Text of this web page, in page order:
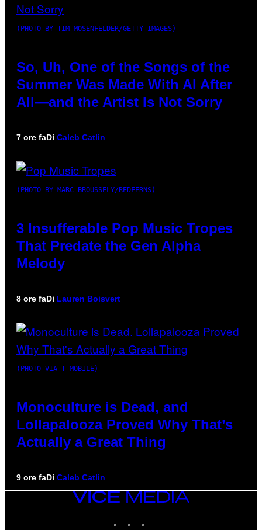
(PHOTO BY TIM MOSENFELDER/GETTY IMAGES)
So, Uh, One of the Songs of the
Summer Was Made With AI After
All—and the Artist Is Not Sorry
7 ore faDi Caleb Catlin
(PHOTO BY MARC BROUSSELY/REDFERNS)
3 Insufferable Pop Music Tropes
That Predate the Gen Alpha
Melody
8 ore faDi Lauren Boisvert
(PHOTO VIA T-MOBILE)
Monoculture is Dead, and
Lollapalooza Proved Why That’s
Actually a Great Thing
9 ore faDi Caleb Catlin
VICE
MEDIA